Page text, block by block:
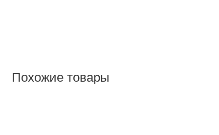
Похожие товары